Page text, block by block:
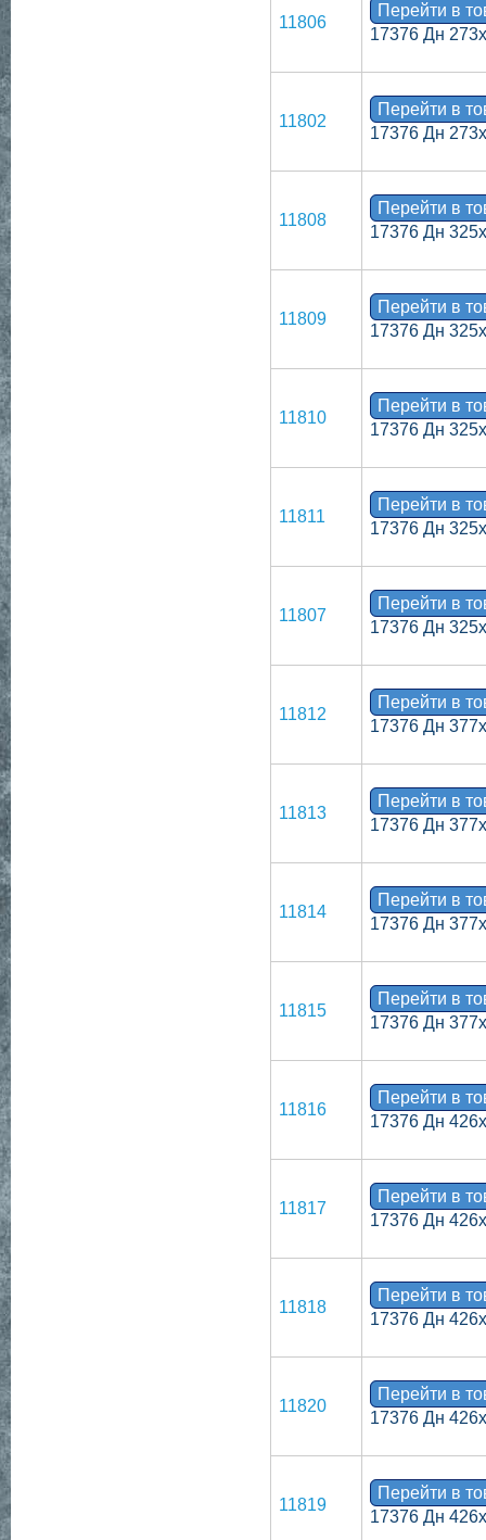
11806
Перейти в
17376 Дн
11802
Перейти в
17376 Дн
11808
Перейти в
17376 Дн
11809
Перейти в
17376 Дн
11810
Перейти в
17376 Дн
11811
Перейти в
17376 Дн
11807
Перейти в
17376 Дн
11812
Перейти в
17376 Дн
11813
Перейти в
17376 Дн
11814
Перейти в
17376 Дн
11815
Перейти в
17376 Дн
11816
Перейти в
17376 Дн
11817
Перейти в
17376 Дн
11818
Перейти в
17376 Дн
11820
Перейти в
17376 Дн
11819
Перейти в
17376 Дн